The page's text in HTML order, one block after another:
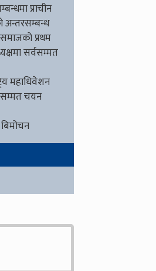
प्राचीन
अन्तरसम्बन्ध
प्रथम
सर्वसम्मत
महाधिवेशन
चयन
बिमोचन